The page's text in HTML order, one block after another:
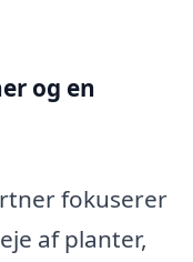
og en
fokuserer
af planter,